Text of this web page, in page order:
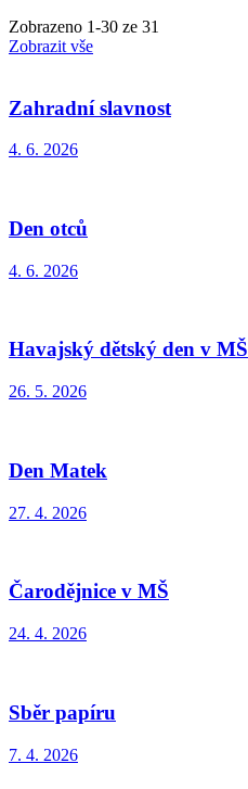
Zobrazeno 1-30 ze 31
Zobrazit vše
Zahradní slavnost
4. 6. 2026
Den otců
4. 6. 2026
Havajský dětský den v MŠ
26. 5. 2026
Den Matek
27. 4. 2026
Čarodějnice v MŠ
24. 4. 2026
Sběr papíru
7. 4. 2026